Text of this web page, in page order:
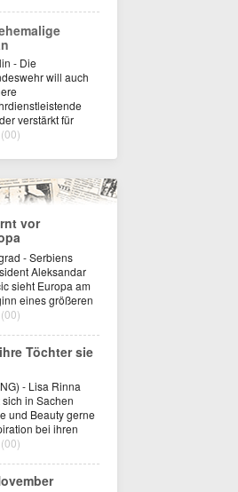
- Die
will auch
verstärkt für
(00)
vor
- Serbiens
Aleksandar
sieht Europa am
eines größeren
(00)
Töchter sie
- Lisa Rinna
in Sachen
und Beauty gerne
bei ihren
(00)